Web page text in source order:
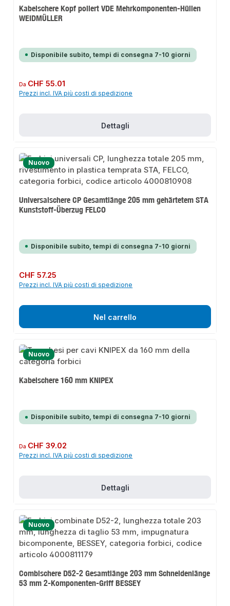
Kabelschere Kopf poliert VDE Mehrkomponenten-Hüllen
WEIDMÜLLER
Disponibile subito, tempi di consegna 7-10 giorni
Prezzo normale:
Da CHF 55.01
Prezzi incl. IVA più costi di spedizione
Dettagli
Nuovo
Universalschere CP Gesamtlänge 205 mm gehärtetem STA
Kunststoff-Überzug FELCO
Disponibile subito, tempi di consegna 7-10 giorni
Prezzo normale:
CHF 57.25
Prezzi incl. IVA più costi di spedizione
Nel carrello
Nuovo
Kabelschere 160 mm KNIPEX
Disponibile subito, tempi di consegna 7-10 giorni
Prezzo normale:
Da CHF 39.02
Prezzi incl. IVA più costi di spedizione
Dettagli
Nuovo
Combischere D52-2 Gesamtlänge 203 mm Schneidenlänge
53 mm 2-Komponenten-Griff BESSEY